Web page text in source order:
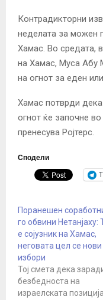
Контрадикторни
неделата за можен
Хамас. Во средата,
на Хамас, Муса Абу
на огнот за еден
Хамас потврди дека
огнот ќе започне
пренесува Ројтерс.
Сподели
Поранешен
го обвини Нетанјаху:
е сојузник на Хамас,
неговата цел се нови
избори
Тој смета дека
безбедноста на
израелската